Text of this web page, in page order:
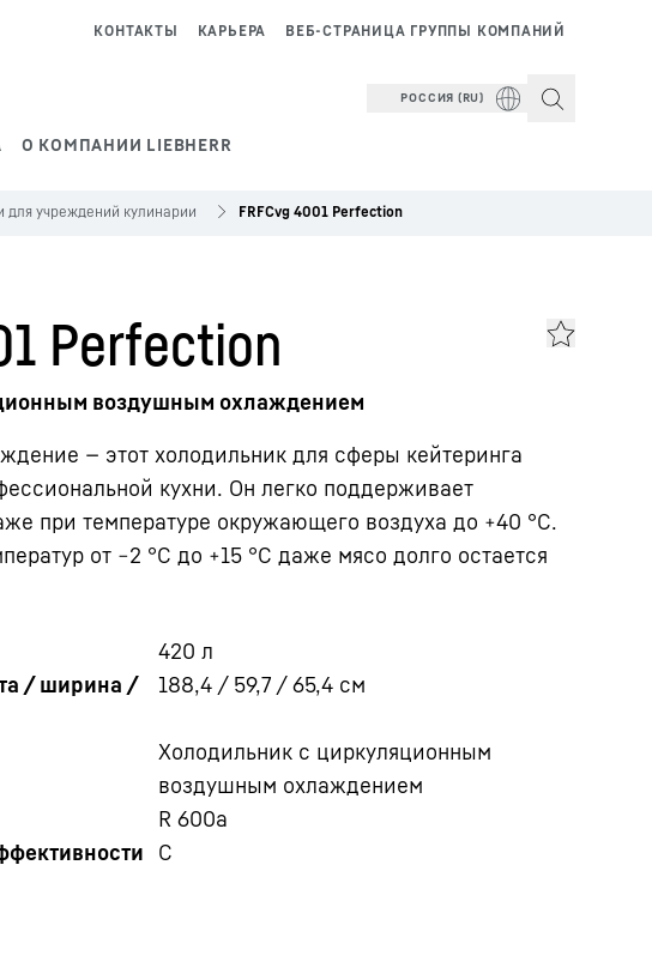
О КОМПАНИИ LIEBHERR
ВЕБ-СТРАНИЦА ГРУППЫ КОМПАНИЙ
КАРЬЕРА
КОНТАКТЫ
РОССИЯ (RU)
для учреждений кулинарии FRFCvg 4001 Perfection
Perfection
воздушным охлаждением
— этот холодильник для сферы кейтеринга
кухни. Он легко поддерживает
при температуре окружающего воздуха до +40 °C.
от −2 °C до +15 °C даже мясо долго остается
420 л
/ ширина /
188,4 / 59,7 / 65,4 см
Холодильник с циркуляционным
воздушным охлаждением
R 600a
C